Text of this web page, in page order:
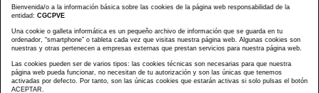
Noticias actualidad
Agenda de Actos
Revistas
PressClip
Multimedias
Contacto
Aviso Legal
Política Privacidad
Bienvenida/o a la información básica sobre las cookies de la página web responsabilidad de la
entidad: CGCPVE
Una cookie o galleta informática es un pequeño archivo de información que se guarda en tu
ordenador, “smartphone” o tableta cada vez que visitas nuestra página web. Algunas cookies son
nuestras y otras pertenecen a empresas externas que prestan servicios para nuestra página web.
Las cookies pueden ser de varios tipos: las cookies técnicas son necesarias para que nuestra
página web pueda funcionar, no necesitan de tu autorización y son las únicas que tenemos
activadas por defecto. Por tanto, son las únicas cookies que estarán activas si solo pulsas el botón
ACEPTAR.